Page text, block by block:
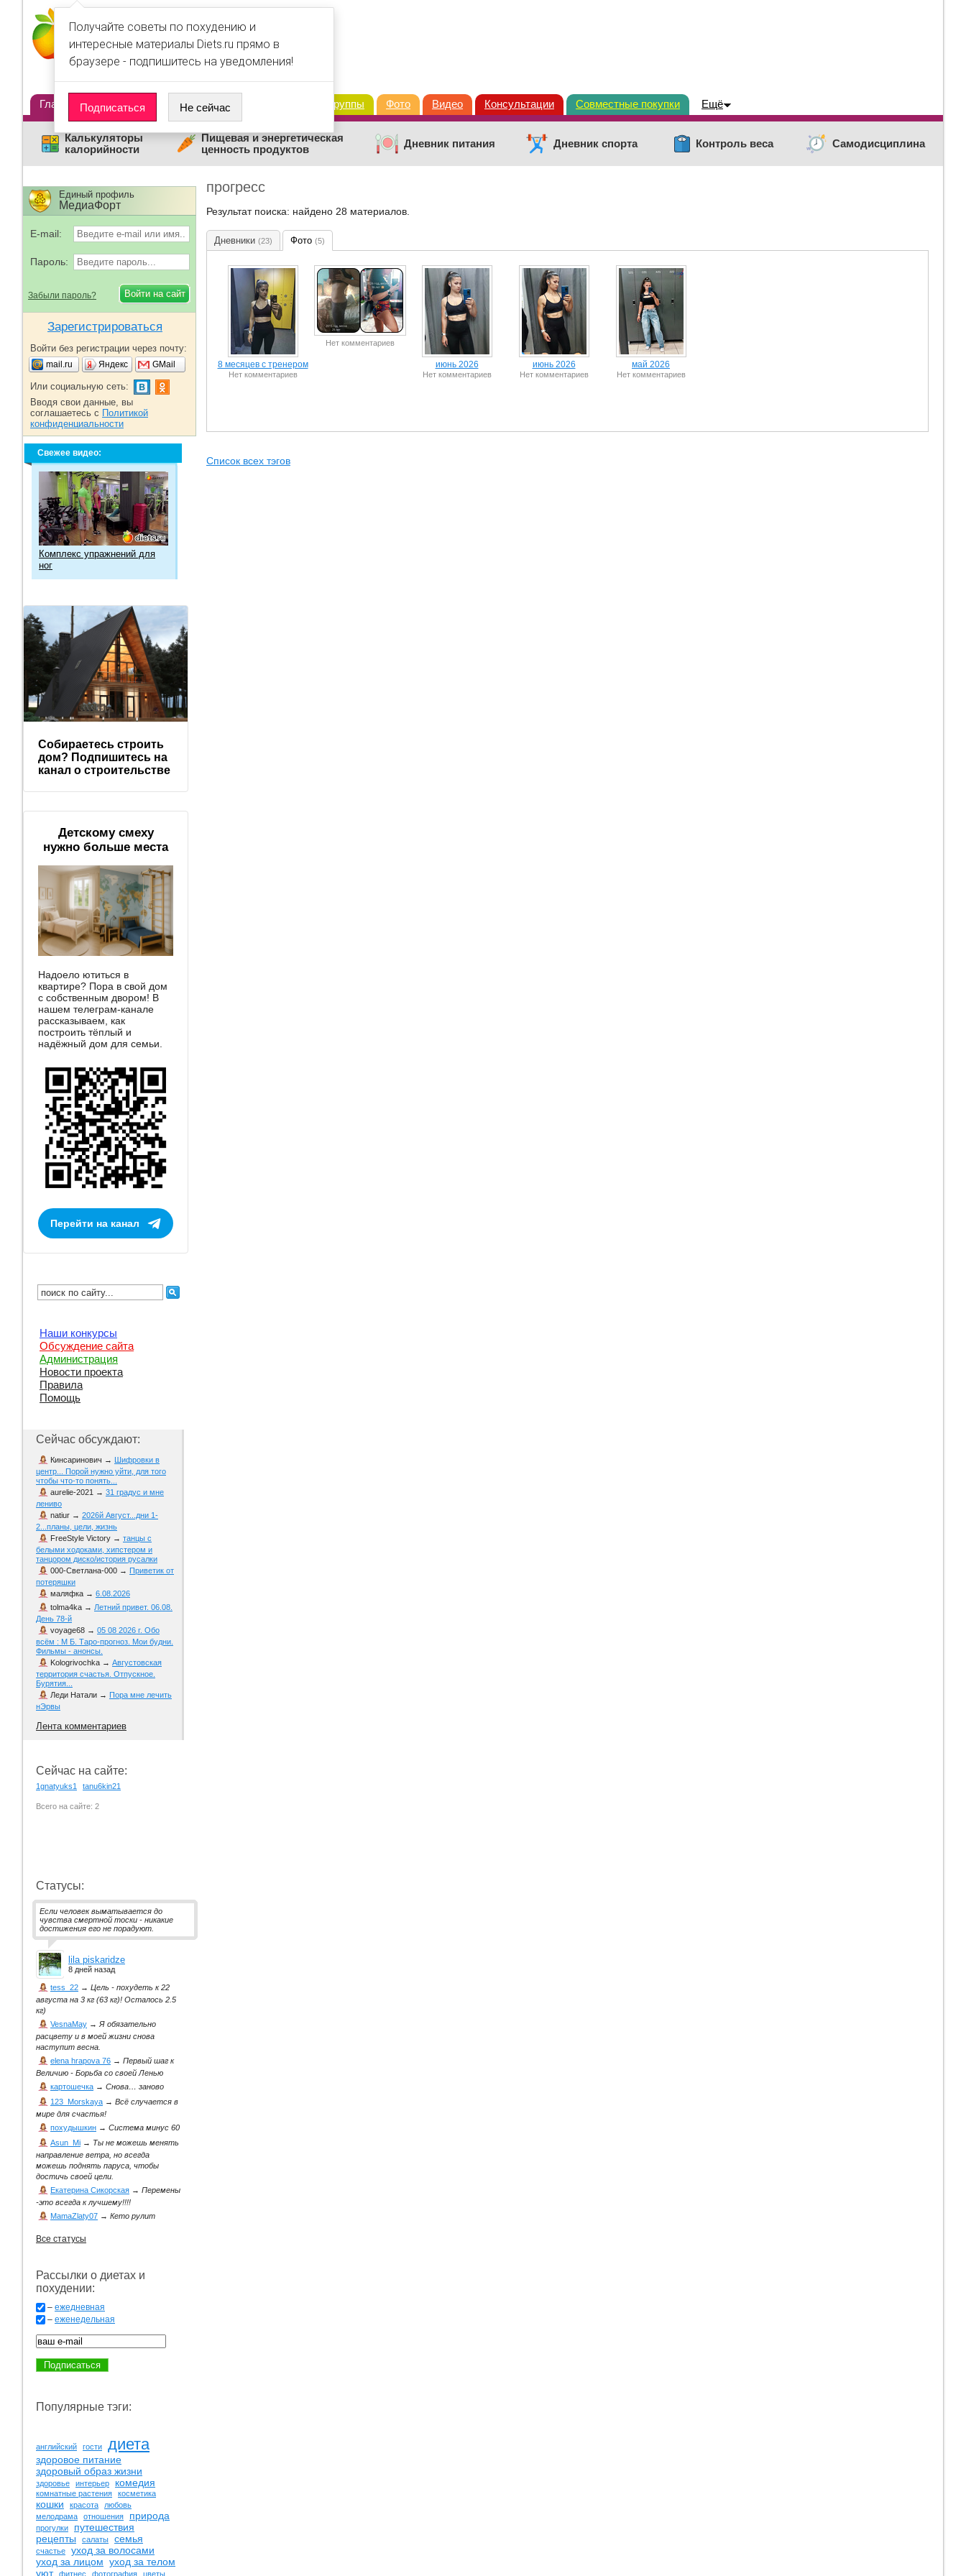
Главная Диеты Статьи Дневники Группы Фото Видео Консультации Совместные покупки Ещё
Калькуляторы
калорийности
Пищевая и энергетическая
ценность продуктов
Дневник питания Дневник спорта Контроль веса Самодисциплина
прогресс
Результат поиска: найдено 28 материалов.
Дневники (23) Фото (5)
8 месяцев с тренером
Нет комментариев
Нет комментариев
июнь 2026
Нет комментариев
июнь 2026
Нет комментариев
май 2026
Нет комментариев
Список всех тэгов
Единый профиль
МедиаФорт
E-mail:
Пароль:
Забыли пароль?
Зарегистрироваться
Войти без регистрации через почту:
mail.ru Яндекс GMail
Или социальную сеть:
Вводя свои данные, вы
соглашаетесь с Политикой
конфиденциальности
Свежее видео:
Комплекс упражнений для
ног
Собираетесь строить
дом? Подпишитесь на
канал о строительстве
Детскому смеху
нужно больше места
Надоело ютиться в
квартире? Пора в свой дом
с собственным двором! В
нашем телеграм-канале
рассказываем, как
построить тёплый и
надёжный дом для семьи.
Перейти на канал
Наши конкурсы
Обсуждение сайта
Администрация
Новости проекта
Правила
Помощь
Сейчас обсуждают:
Кинсаринович → Шифровки в
центр... Порой нужно уйти, для того
чтобы что-то понять...
aurelie-2021 → 31 градус и мне
лениво
natiur → 2026й Август...дни 1-
2...планы, цели, жизнь
FreeStyle Victory → танцы с
белыми ходоками, хипстером и
танцором диско/история русалки
000-Светлана-000 → Приветик от
потеряшки
маляфка → 6.08.2026
tolma4ka → Летний привет. 06.08.
День 78-й
voyage68 → 05 08 2026 г. Обо
всём : М Б. Таро-прогноз. Мои будни.
Фильмы - анонсы.
Kologrivochka → Августовская
территория счастья. Отпускное.
Бурятия...
Леди Натали → Пора мне лечить
нЭрвы
Лента комментариев
Сейчас на сайте:
1gnatyuks1 tanu6kin21
Всего на сайте: 2
Статусы:
Если человек выматывается до
чувства смертной тоски - никакие
достижения его не порадуют.
lila piskaridze
8 дней назад
tess_22 → Цель - похудеть к 22
августа на 3 кг (63 кг)! Осталось 2.5
кг)
VesnaMay →Я обязательно
расцвету и в моей жизни снова
наступит весна.
elena hrapova 76 → Первый шаг к
Величию - Борьба со своей Ленью
картошечка → Снова… заново
123_Morskaya → Всё случается в
мире для счастья!
похудышкин → Система минус 60
Asun_Mi → Ты не можешь менять
направление ветра, но всегда
можешь поднять паруса, чтобы
достичь своей цели.
Екатерина Сикорская → Перемены
-это всегда к лучшему!!!!
MamaZlaty07 → Кето рулит
Все статусы
Рассылки о диетах и
похудении:
– ежедневная
– еженедельная
Популярные тэги:
английский гости диета
здоровое питание
здоровый образ жизни
здоровье интерьер комедия
комнатные растения косметика
кошки красота
любовь
мелодрама
отношения природа
прогулки
путешествия
рецепты
салаты семья
счастье
уход за волосами
уход за лицом уход за телом
уют
фитнес фотография цветы
Получайте советы по похудению и
интересные материалы Diets.ru прямо в
браузере - подпишитесь на уведомления!
Подписаться Не сейчас